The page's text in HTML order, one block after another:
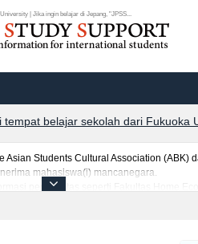
| Jika ingin belajar di Jepang, "JPSS...
tempat belajar sekolah dari Fukuoka
Students Cultural Association
mahasiswa(i) mancanegara.
per fakultas seperti Fakultas Home